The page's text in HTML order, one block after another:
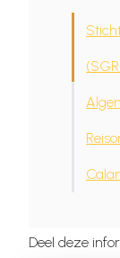
Deel deze